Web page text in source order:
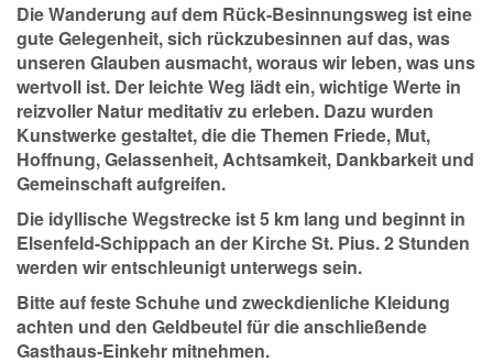
Die Wanderung auf dem Rück-Besinnungsweg ist eine
gute Gelegenheit, sich rückzubesinnen auf das, was
unseren Glauben ausmacht, woraus wir leben, was uns
wertvoll ist. Der leichte Weg lädt ein, wichtige Werte in
reizvoller Natur meditativ zu erleben. Dazu wurden
Kunstwerke gestaltet, die die Themen Friede, Mut,
Hoffnung, Gelassenheit, Achtsamkeit, Dankbarkeit und
Gemeinschaft aufgreifen.
Die idyllische Wegstrecke ist 5 km lang und beginnt in
Elsenfeld-Schippach an der Kirche St. Pius. 2 Stunden
werden wir entschleunigt unterwegs sein.
Bitte auf feste Schuhe und zweckdienliche Kleidung
achten und den Geldbeutel für die anschließende
Gasthaus-Einkehr mitnehmen.